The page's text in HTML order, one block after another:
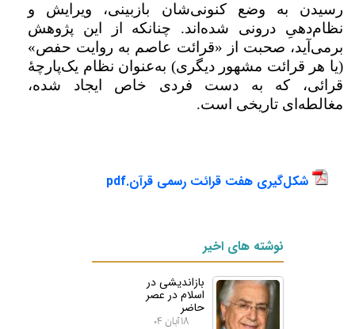
رسیدن به وضع کنونی‌‌شان بازبینی، ویرایش و
نظام‌دهیِ درونی شده‌اند. چنانکه از این پژوهش
برمی‌آید، صحبت از «قرائت عاصم به روایت حفص»
(یا هر قرائت مشهور دیگری) به‌عنوان نظام یک‌پارچۀ
قرائی، که به دست فردی خاص ایجاد شده،
مغالطه‌ای تاریخی است.
شکل‌گیری هفت قرائت رسمی قرآن.pdf
نوشته های اخیر
بازاندیشی در
اسلام در عصر
حاضر
۱۸ آبان ۰۴